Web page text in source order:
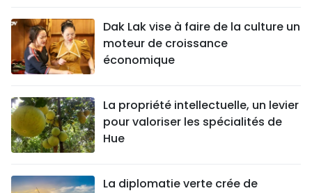
Dak Lak vise à faire de la culture un
moteur de croissance
économique
La propriété intellectuelle, un levier
pour valoriser les spécialités de
Hue
La diplomatie verte crée de